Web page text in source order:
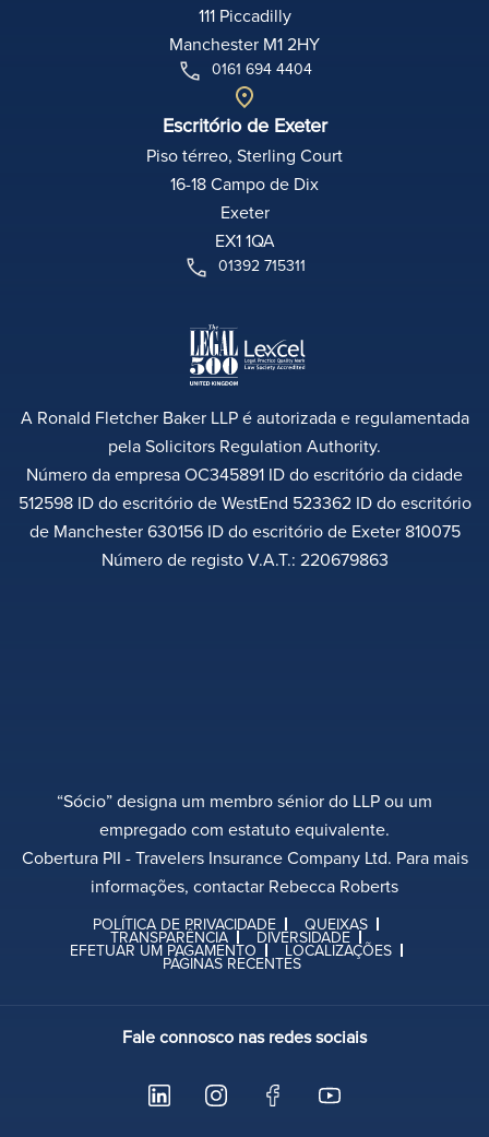
111 Piccadilly
Manchester M1 2HY
0161 694 4404
Escritório de Exeter
Piso térreo, Sterling Court
16-18 Campo de Dix
Exeter
EX1 1QA
01392 715311
A Ronald Fletcher Baker LLP é autorizada e regulamentada
pela Solicitors Regulation Authority.
Número da empresa OC345891 ID do escritório da cidade
512598 ID do escritório de WestEnd 523362 ID do escritório
de Manchester 630156 ID do escritório de Exeter 810075
Número de registo V.A.T.: 220679863
“Sócio” designa um membro sénior do LLP ou um
empregado com estatuto equivalente.
Cobertura PII - Travelers Insurance Company Ltd. Para mais
informações, contactar Rebecca Roberts
POLÍTICA DE PRIVACIDADE QUEIXAS
TRANSPARÊNCIA DIVERSIDADE
EFETUAR UM PAGAMENTO LOCALIZAÇÕES
PÁGINAS RECENTES
Fale connosco nas redes sociais